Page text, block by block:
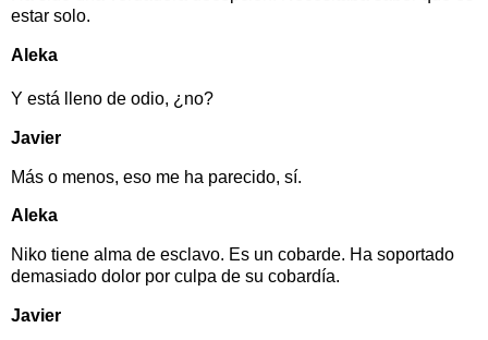
estar solo.
Aleka
Y está lleno de odio, ¿no?
Javier
Más o menos, eso me ha parecido, sí.
Aleka
Niko tiene alma de esclavo. Es un cobarde. Ha soportado
demasiado dolor por culpa de su cobardía.
Javier